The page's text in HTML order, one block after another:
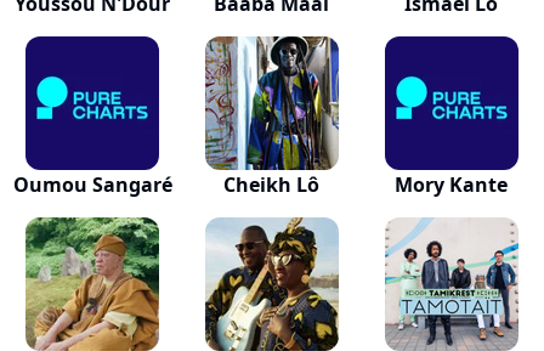
Oumou Sangaré Cheikh Lô Mory Kante